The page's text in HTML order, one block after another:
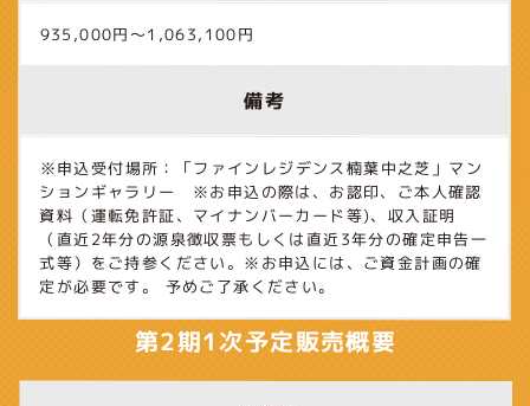
935,000円～1,063,100円
備考
※申込受付場所：「ファインレジデンス楠葉中之芝」マン
ションギャラリー ※お申込の際は、お認印、ご本人確認
資料（運転免許証、マイナンバーカード等)、収入証明
（直近2年分の源泉徴収票もしくは直近3年分の確定申告一
式等）をご持参ください。※お申込には、ご資金計画の確
定が必要です。 予めご了承ください。
第2期1次予定販売概要